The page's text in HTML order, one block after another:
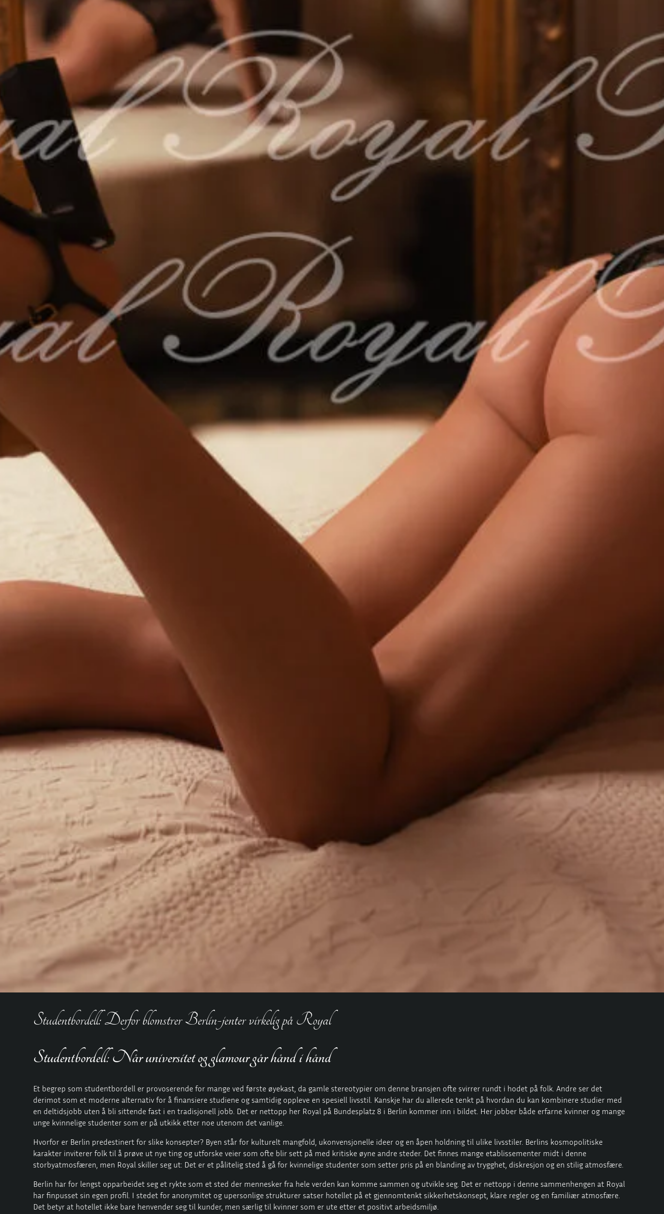
Studentbordell: Derfor blomstrer Berlin-jenter virkelig på Royal
Studentbordell: Når universitet og glamour går hånd i hånd
Et begrep som studentbordell er provoserende for mange ved første øyekast, da gamle stereotypier om denne bransjen ofte svirrer rundt i hodet på folk. Andre ser det
derimot som et moderne alternativ for å finansiere studiene og samtidig oppleve en spesiell livsstil. Kanskje har du allerede tenkt på hvordan du kan kombinere studier med
en deltidsjobb uten å bli sittende fast i en tradisjonell jobb. Det er nettopp her Royal på Bundesplatz 8 i Berlin kommer inn i bildet. Her jobber både erfarne kvinner og mange
unge kvinnelige studenter som er på utkikk etter noe utenom det vanlige.
Hvorfor er Berlin predestinert for slike konsepter? Byen står for kulturelt mangfold, ukonvensjonelle ideer og en åpen holdning til ulike livsstiler. Berlins kosmopolitiske
karakter inviterer folk til å prøve ut nye ting og utforske veier som ofte blir sett på med kritiske øyne andre steder. Det finnes mange etablissementer midt i denne
storbyatmosfæren, men Royal skiller seg ut: Det er et pålitelig sted å gå for kvinnelige studenter som setter pris på en blanding av trygghet, diskresjon og en stilig atmosfære.
Berlin har for lengst opparbeidet seg et rykte som et sted der mennesker fra hele verden kan komme sammen og utvikle seg. Det er nettopp i denne sammenhengen at Royal
har finpusset sin egen profil. I stedet for anonymitet og upersonlige strukturer satser hotellet på et gjennomtenkt sikkerhetskonsept, klare regler og en familiær atmosfære.
Det betyr at hotellet ikke bare henvender seg til kunder, men særlig til kvinner som er ute etter et positivt arbeidsmiljø.